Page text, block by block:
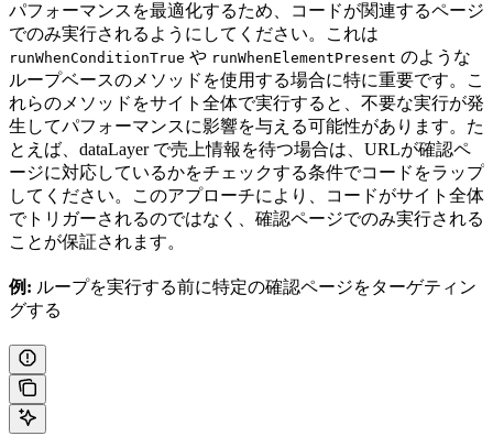
パフォーマンスを最適化するため、コードが関連するページ
でのみ実行されるようにしてください。これは
runWhenConditionTrue や runWhenElementPresent のような
ループベースのメソッドを使用する場合に特に重要です。こ
れらのメソッドをサイト全体で実行すると、不要な実行が発
生してパフォーマンスに影響を与える可能性があります。た
とえば、dataLayer で売上情報を待つ場合は、URLが確認ペ
ージに対応しているかをチェックする条件でコードをラップ
してください。このアプローチにより、コードがサイト全体
でトリガーされるのではなく、確認ページでのみ実行される
ことが保証されます。
例: ループを実行する前に特定の確認ページをターゲティン
グする